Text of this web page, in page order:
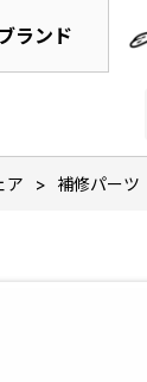
ランド
ア > 補修パーツ